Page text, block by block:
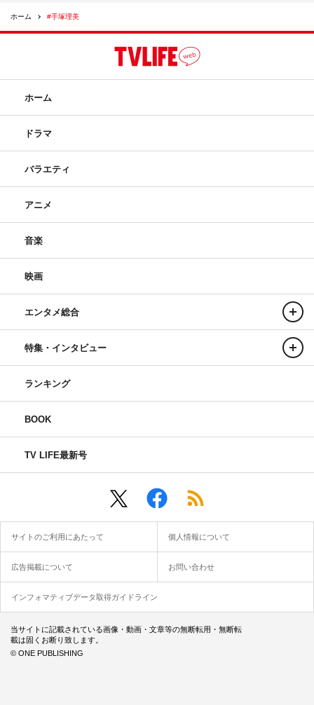
ホーム #手塚理美
ホーム
ドラマ
バラエティ
アニメ
音楽
映画
エンタメ総合
特集・インタビュー
ランキング
BOOK
TV LIFE最新号
サイトのご利用にあたって 個人情報について
広告掲載について お問い合わせ
インフォマティブデータ取得ガイドライン
当サイトに記載されている画像・動画・文章等の無断転用・無断転
載は固くお断り致します。
© ONE PUBLISHING